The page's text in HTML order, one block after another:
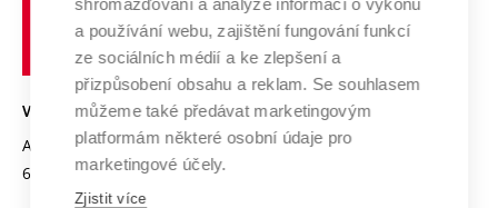
Transfer znalostí
Open Science
Projekty
Projekty ze strukturálních fondů
Specifický výzkum
Služby univerzity
Mezinárodní dohody
Univerzitní sítě
Udržitelná univerzita
Podnikavá univerzita / ContriBUTe
Bezpečná univerzita
Vyznamenání
Organizační struktura
učení
technické
VYSOKÉ UČENÍ TECHNICKÉ V BRNĚ
Antonínská 548/1
602 00 Brno
www.vut.cz
vut@vutbr.cz
shromažďování a analýze informací o výkonu
a používání webu, zajištění fungování funkcí
ze sociálních médií a ke zlepšení a
přizpůsobení obsahu a reklam. Se souhlasem
můžeme také předávat marketingovým
platformám některé osobní údaje pro
marketingové účely.
Zjistit více